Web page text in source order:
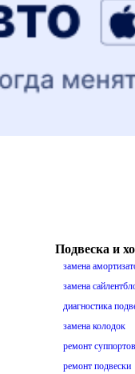
Подвеска и
замена
замена
диагностика
замена колодок
ремонт суппортов
ремонт подвески